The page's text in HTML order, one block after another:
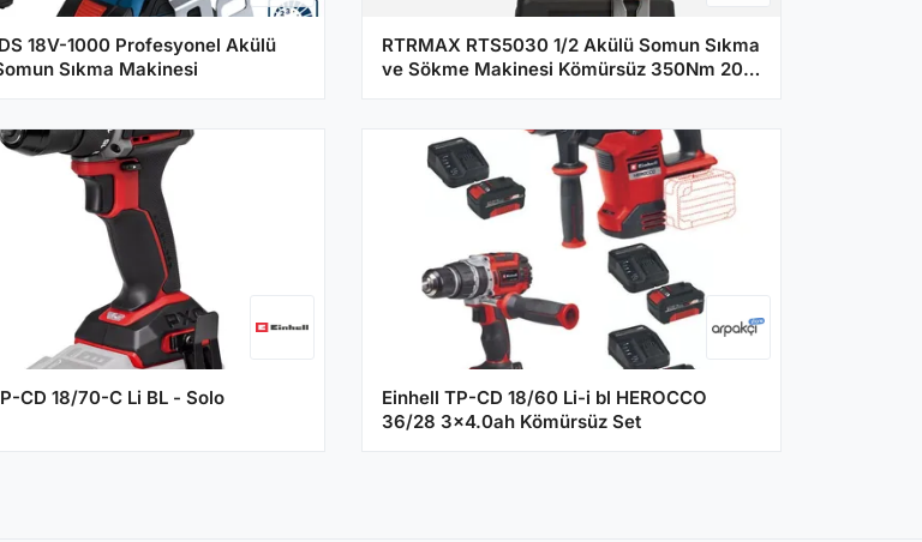
18V-1000 Profesyonel Akülü
Sıkma Makinesi
RTRMAX RTS5030 1/2 Akülü Somun Sıkma
ve Sökme Makinesi Kömürsüz 350Nm 20V
CD 18/70-C Li BL - Solo
Einhell TP-CD 18/60 Li-i bl HEROCCO
36/28 3x4.0ah Kömürsüz Set